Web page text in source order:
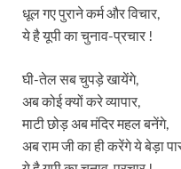
धूल गए पुराने कर्म और विचार,
ये है यूपी का चुनाव-प्रचार !
घी-तेल सब चुपड़े खायेंगे,
अब कोई क्यों करे व्यापार,
माटी छोड़ अब मंदिर महल बनेंगे,
अब राम जी का ही करेंगे ये बेड़ा